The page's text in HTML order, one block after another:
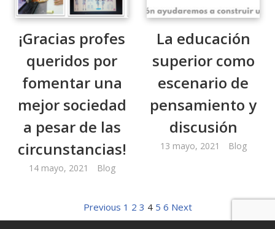
¡Gracias profes
queridos por
fomentar una
mejor sociedad
a pesar de las
circunstancias!
14 mayo, 2021 Blog
La educación
superior como
escenario de
pensamiento y
discusión
13 mayo, 2021 Blog
Previous 1 2 3 4 5 6 Next